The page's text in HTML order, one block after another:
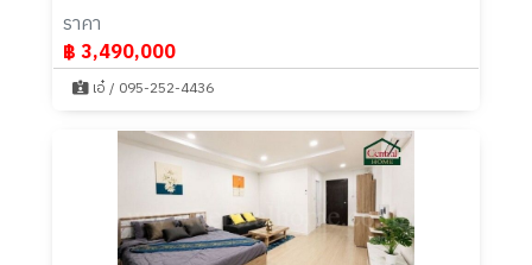
ราคา
฿ 3,490,000
เอ๋ / 095-252-4436